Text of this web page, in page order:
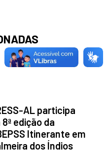
AL participa
8ª edição da
Itinerante em
dos Índios